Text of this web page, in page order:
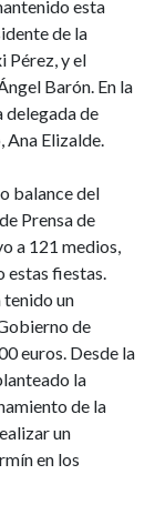
esta
de la
Pérez, y el
Barón. En la
delegada de
Elizalde.
balance del
Prensa de
a 121 medios,
estas fiestas.
tenido un
de
euros. Desde la
la
de la
un
en los